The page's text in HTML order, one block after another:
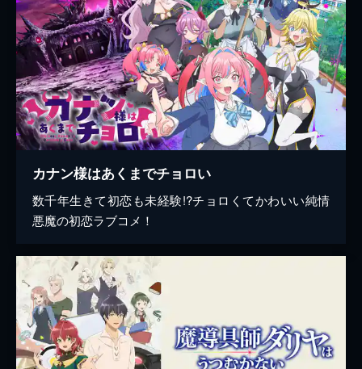
カナン様はあくまでチョロい
数千年生きて初恋も未経験!?チョロくてかわいい純情
悪魔の初恋ラブコメ！